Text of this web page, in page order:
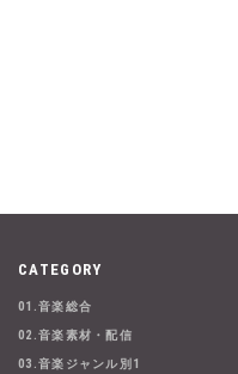
CATEGORY
01.音楽総合
02.音楽素材・配信
03.音楽ジャンル別1